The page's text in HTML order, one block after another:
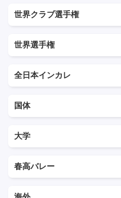
世界クラブ選手権
世界選手権
全日本インカレ
国体
大学
春高バレー